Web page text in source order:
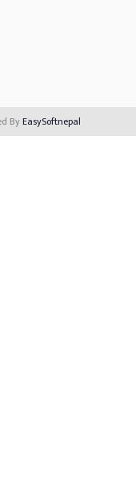
ByEasySoftnepal